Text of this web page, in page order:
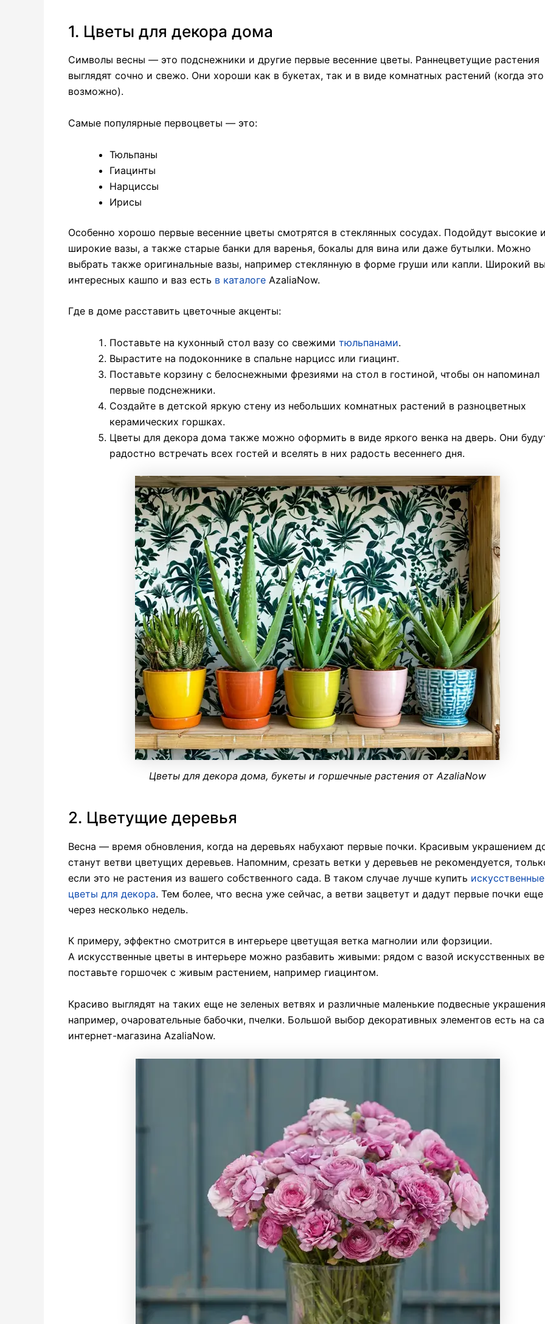
1. Цветы для декора дома
Символы весны — это подснежники и другие первые весенние цветы. Раннецветущие растения
выглядят сочно и свежо. Они хороши как в букетах, так и в виде комнатных растений (когда это
возможно).
Самые популярные первоцветы — это:
Тюльпаны
Гиацинты
Нарциссы
Ирисы
Особенно хорошо первые весенние цветы смотрятся в стеклянных сосудах. Подойдут высокие
широкие вазы, а также старые банки для варенья, бокалы для вина или даже бутылки. Можно
выбрать также оригинальные вазы, например стеклянную в форме груши или капли. Широкий
интересных кашпо и ваз есть в каталоге AzaliaNow.
Где в доме расставить цветочные акценты:
Поставьте на кухонный стол вазу со свежими тюльпанами.
Вырастите на подоконнике в спальне нарцисс или гиацинт.
Поставьте корзину с белоснежными фрезиями на стол в гостиной, чтобы он напоминал
первые подснежники.
Создайте в детской яркую стену из небольших комнатных растений в разноцветных
керамических горшках.
Цветы для декора дома также можно оформить в виде яркого венка на дверь. Они
радостно встречать всех гостей и вселять в них радость весеннего дня.
Цветы для декора дома, букеты и горшечные растения от AzaliaNow
2. Цветущие деревья
Весна — время обновления, когда на деревьях набухают первые почки. Красивым украшением
станут ветви цветущих деревьев. Напомним, срезать ветки у деревьев не рекомендуется,
если это не растения из вашего собственного сада. В таком случае лучше купить искусственные
цветы для декора. Тем более, что весна уже сейчас, а ветви зацветут и дадут первые почки еще
через несколько недель.
К примеру, эффектно смотрится в интерьере цветущая ветка магнолии или форзиции.
А искусственные цветы в интерьере можно разбавить живыми: рядом с вазой искусственных
поставьте горшочек с живым растением, например гиацинтом.
Красиво выглядят на таких еще не зеленых ветвях и различные маленькие подвесные
например, очаровательные бабочки, пчелки. Большой выбор декоративных элементов есть на
интернет-магазина AzaliaNow.